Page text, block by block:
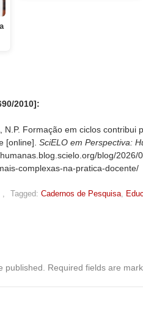
2010]:
N.P. Formação em ciclos contribui
[online]. SciELO em Perspectiva:
blog/2026/
complexas-na-pratica-docente/
Tagged: Cadernos de Pesquisa
published. Required fields are